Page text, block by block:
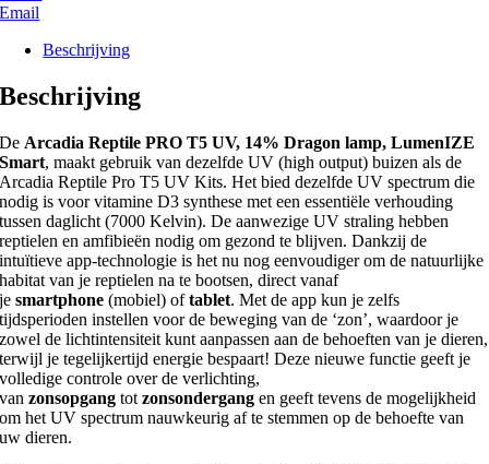
Email
Beschrijving
Beschrijving
De Arcadia Reptile PRO T5 UV, 14% Dragon lamp, LumenIZE
Smart, maakt gebruik van dezelfde UV (high output) buizen als de
Arcadia Reptile Pro T5 UV Kits. Het bied dezelfde UV spectrum die
nodig is voor vitamine D3 synthese met een essentiële verhouding
tussen daglicht (7000 Kelvin). De aanwezige UV straling hebben
reptielen en amfibieën nodig om gezond te blijven. Dankzij de
intuïtieve app-technologie is het nu nog eenvoudiger om de natuurlijke
habitat van je reptielen na te bootsen, direct vanaf
jesmartphone (mobiel) oftablet. Met de app kun je zelfs
tijdsperioden instellen voor de beweging van de ‘zon’, waardoor je
zowel de lichtintensiteit kunt aanpassen aan de behoeften van je dieren,
terwijl je tegelijkertijd energie bespaart! Deze nieuwe functie geeft je
volledige controle over de verlichting,
vanzonsopgang totzonsondergang en geeft tevens de mogelijkheid
om het UV spectrum nauwkeurig af te stemmen op de behoefte van
uw dieren.